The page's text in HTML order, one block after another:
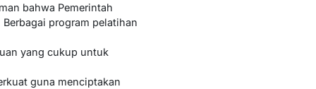
bahwa Pemerintah
program pelatihan
yang cukup untuk
guna menciptakan